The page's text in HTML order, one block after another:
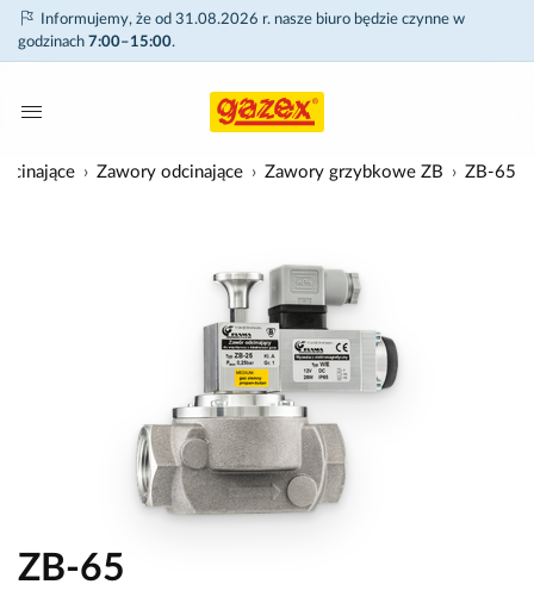
Informujemy, że od 31.08.2026 r. nasze biuro będzie czynne w
godzinach 7:00–15:00.
Zawory odcinające Zawory grzybkowe ZB ZB-65
ZB-65